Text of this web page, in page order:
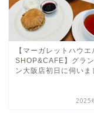
【マーガレットハウエ
SHOP&CAFE】グラ
ン大阪店初日に伺いま
2025